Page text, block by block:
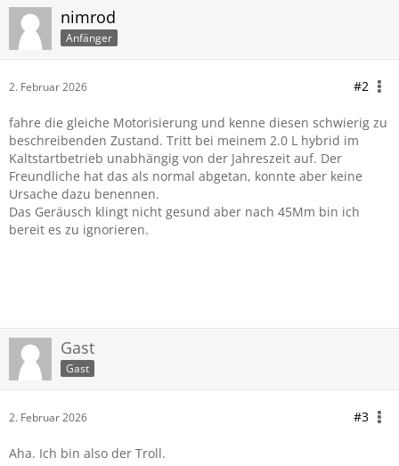
nimrod
Anfänger
2. Februar 2026 #2
fahre die gleiche Motorisierung und kenne diesen schwierig zu
beschreibenden Zustand. Tritt bei meinem 2.0 L hybrid im
Kaltstartbetrieb unabhängig von der Jahreszeit auf. Der
Freundliche hat das als normal abgetan, konnte aber keine
Ursache dazu benennen.
Das Geräusch klingt nicht gesund aber nach 45Mm bin ich
bereit es zu ignorieren.
Gast
Gast
2. Februar 2026 #3
Aha. Ich bin also der Troll.